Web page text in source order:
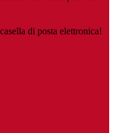
di posta elettronica!